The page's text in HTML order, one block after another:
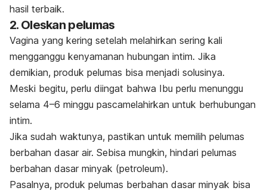
hasil terbaik.
2. Oleskan pelumas
Vagina yang kering setelah melahirkan sering kali
mengganggu kenyamanan hubungan intim. Jika
demikian, produk pelumas bisa menjadi solusinya.
Meski begitu, perlu diingat bahwa Ibu perlu menunggu
selama 4–6 minggu pascamelahirkan untuk berhubungan
intim.
Jika sudah waktunya, pastikan untuk memilih pelumas
berbahan dasar air. Sebisa mungkin, hindari pelumas
berbahan dasar minyak (petroleum).
Pasalnya, produk pelumas berbahan dasar minyak bisa